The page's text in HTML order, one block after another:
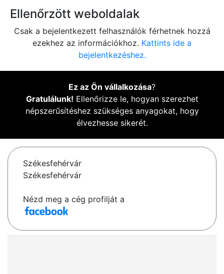
Ellenőrzött weboldalak
Csak a bejelentkezett felhasználók férhetnek hozzá
ezekhez az információkhoz. Kattints ide a
bejelentkezéshez.
Ez az Ön vállalkozása?
Gratulálunk! Ellenőrizze le, hogyan szerezhet
népszerűsítéshez szükséges anyagokat, hogy
élvezhesse sikerét.
Székesfehérvár
Székesfehérvár
Nézd meg a cég profilját a